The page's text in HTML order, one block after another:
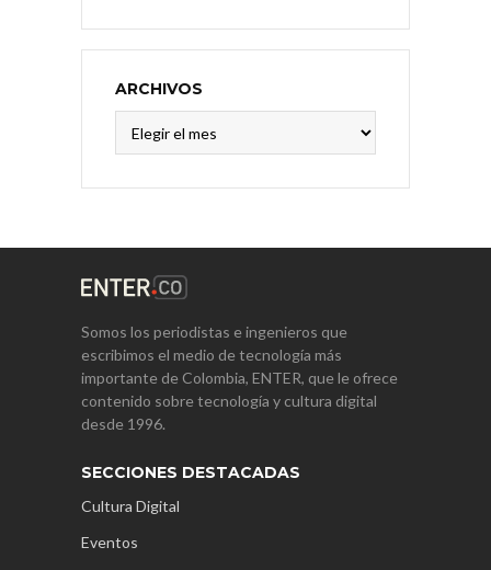
ARCHIVOS
Somos los periodistas e ingenieros que
escribimos el medio de tecnología más
importante de Colombia, ENTER, que le ofrece
contenido sobre tecnología y cultura digital
desde 1996.
SECCIONES DESTACADAS
Cultura Digital
Eventos